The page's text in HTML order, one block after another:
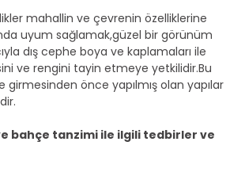
mahallin ve çevrenin özelliklerine
uyum sağlamak,güzel bir görünüm
dış cephe boya ve kaplamaları ile
ve rengini tayin etmeye yetkilidir.Bu
girmesinden önce yapılmış olan yapılar
bahçe tanzimi ile ilgili tedbirler ve